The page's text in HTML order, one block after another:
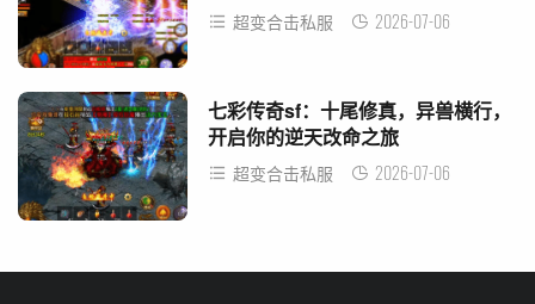
超变合击私服 2026-07-06
七彩传奇sf：十尾修真，异兽横行，
开启你的逆天改命之旅
超变合击私服 2026-07-06